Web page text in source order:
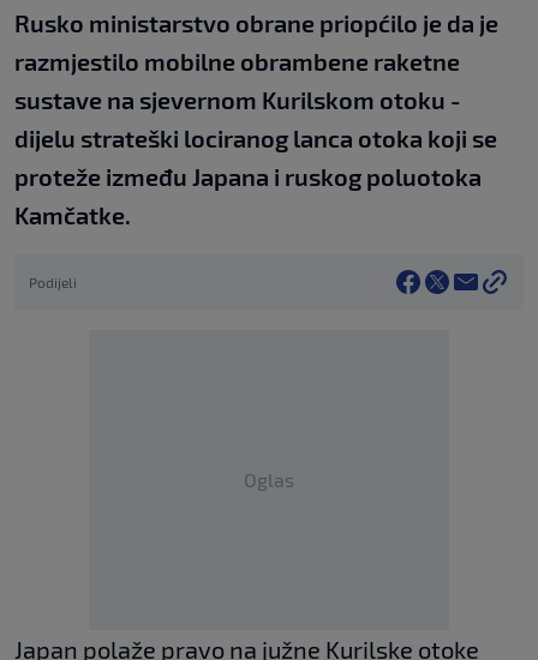
Rusko ministarstvo obrane priopćilo je da je
razmjestilo mobilne obrambene raketne
sustave na sjevernom Kurilskom otoku -
dijelu strateški lociranog lanca otoka koji se
proteže između Japana i ruskog poluotoka
Kamčatke.
Podijeli
Oglas
Japan polaže pravo na južne Kurilske otoke